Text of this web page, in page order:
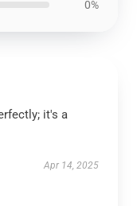
0%
it's a
Apr 14, 2025